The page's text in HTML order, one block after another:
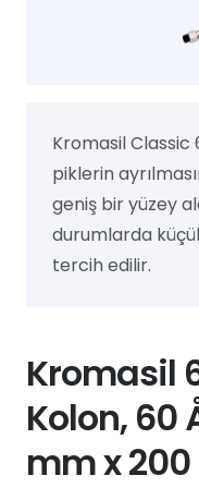
Kromasil Classic
piklerin
geniş bir yüzey
durumlarda
tercih edilir.
Kromasil
Kolon, 60
mm x